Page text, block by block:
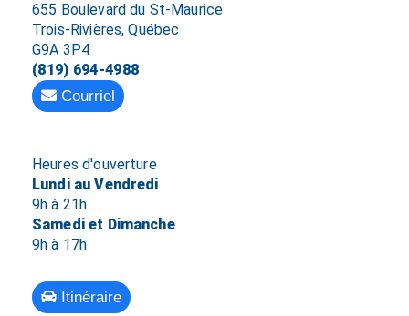
655 Boulevard du St-Maurice
Trois-Rivières, Québec
G9A 3P4
(819) 694-4988
Courriel
Heures d'ouverture
Lundi au Vendredi
9h à 21h
Samedi et Dimanche
9h à 17h
Itinéraire